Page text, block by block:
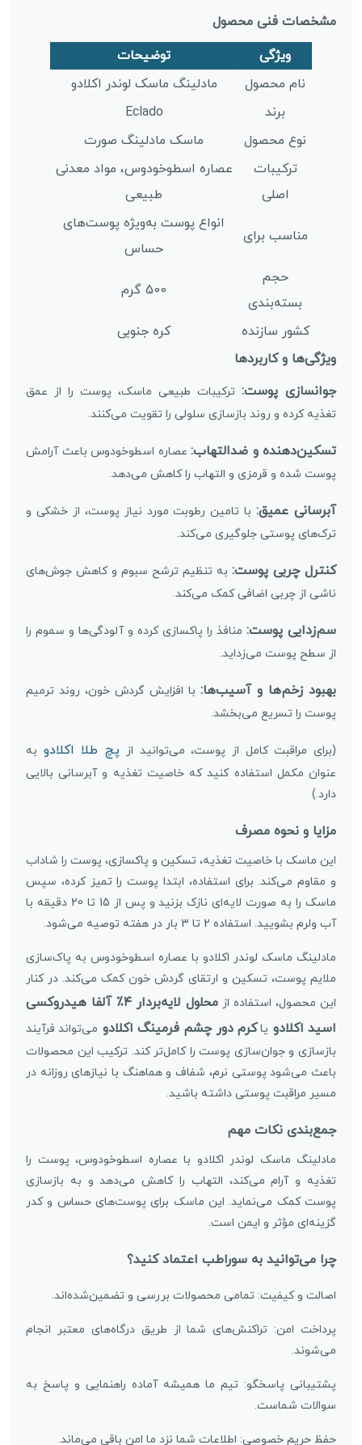
مشخصات فنی محصول
ویژگی
توضیحات
نام محصول
مادلینگ ماسک لوندر اکلادو
برند
Eclado
نوع محصول
ماسک مادلینگ صورت
ترکیبات
اصلی
عصاره اسطوخودوس، مواد معدنی
طبیعی
مناسب برای
انواع پوست به‌ویژه پوست‌های
حساس
حجم
بسته‌بندی
500 گرم
کشور سازنده
کره جنوبی
ویژگی‌ها و کاربردها
جوانسازی پوست: ترکیبات طبیعی ماسک، پوست را از عمق
تغذیه کرده و روند بازسازی سلولی را تقویت می‌کنند.
تسکین‌دهنده و ضدالتهاب: عصاره اسطوخودوس باعث آرامش
پوست شده و قرمزی و التهاب را کاهش می‌دهد.
آبرسانی عمیق:با تامین رطوبت مورد نیاز پوست، از خشکی و
ترک‌های پوستی جلوگیری می‌کند.
کنترل چربی پوست: به تنظیم ترشح سبوم و کاهش جوش‌های
ناشی از چربی اضافی کمک می‌کند.
سم‌زدایی پوست: منافذ را پاکسازی کرده و آلودگی‌ها و سموم را
از سطح پوست می‌زداید.
بهبود زخم‌ها و آسیب‌ها: با افزایش گردش خون، روند ترمیم
پوست را تسریع می‌بخشد.
(برای مراقبت کامل از پوست، می‌توانید از پچ طلا اکلادو به
عنوان مکمل استفاده کنید که خاصیت تغذیه و آبرسانی بالایی
دارد.)
مزایا و نحوه مصرف
این ماسک با خاصیت تغذیه، تسکین و پاکسازی، پوست را شاداب
و مقاوم می‌کند. برای استفاده، ابتدا پوست را تمیز کرده، سپس
ماسک را به صورت لایه‌ای نازک بزنید و پس از 15 تا 20 دقیقه با
آب ولرم بشویید. استفاده 2 تا 3 بار در هفته توصیه می‌شود.
مادلینگ ماسک لوندر اکلادو با عصاره اسطوخودوس به پاک‌سازی
ملایم پوست، تسکین و ارتقای گردش خون کمک می‌کند. در کنار
این محصول، استفاده از
محلول لایه‌بردار ۴٪ آلفا هیدروکسی
اسید اکلادو یا کرم دور چشم فرمینگ اکلادو می‌تواند فرآیند
بازسازی و جوان‌سازی پوست را کامل‌تر کند. ترکیب این محصولات
باعث می‌شود پوستی نرم، شفاف و هماهنگ با نیازهای روزانه در
مسیر مراقبت پوستی داشته باشید.
جمع‌بندی نکات مهم
مادلینگ ماسک لوندر اکلادو با عصاره اسطوخودوس، پوست را
تغذیه و آرام می‌کند، التهاب را کاهش می‌دهد و به بازسازی
پوست کمک می‌نماید. این ماسک برای پوست‌های حساس و کدر
گزینه‌ای مؤثر و ایمن است.
چرا می‌توانید به سوراطب اعتماد کنید؟
اصالت و کیفیت: تمامی محصولات بررسی و تضمین‌شده‌اند.
پرداخت امن: تراکنش‌های شما از طریق درگاه‌های معتبر انجام
می‌شوند.
پشتیبانی پاسخگو: تیم ما همیشه آماده راهنمایی و پاسخ به
سوالات شماست.
حفظ حریم خصوصی: اطلاعات شما نزد ما امن باقی می‌ماند.